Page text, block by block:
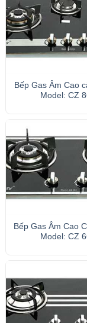
Bếp Gas Âm Cao
Model: CZ
Bếp Gas Âm Cao
Model: CZ